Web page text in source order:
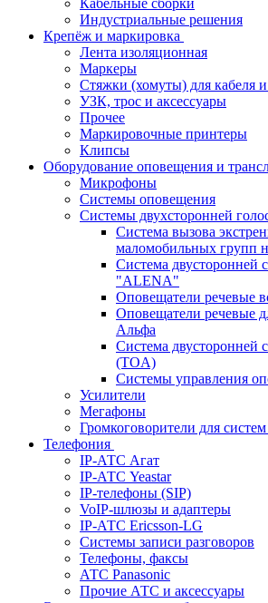
Кабельные сборки
Индустриальные решения
Крепёж и маркировка
Лента изоляционная
Маркеры
Стяжки (хомуты) для кабеля и
УЗК, трос и аксессуары
Прочее
Маркировочные принтеры
Клипсы
Оборудование оповещения и
Микрофоны
Системы оповещения
Системы двухсторонней
Система вызова
маломобильных групп
Система двусторонней
"ALENA"
Оповещатели речевые
Оповещатели речевые
Альфа
Система двусторонней
(TOA)
Системы управления
Усилители
Мегафоны
Громкоговорители для
Телефония
IP-АТС Агат
IP-АТС Yeastar
IP-телефоны (SIP)
VoIP-шлюзы и адаптеры
IP-АТС Ericsson-LG
Системы записи разговоров
Телефоны, факсы
АТС Panasonic
Прочие АТС и аксессуары